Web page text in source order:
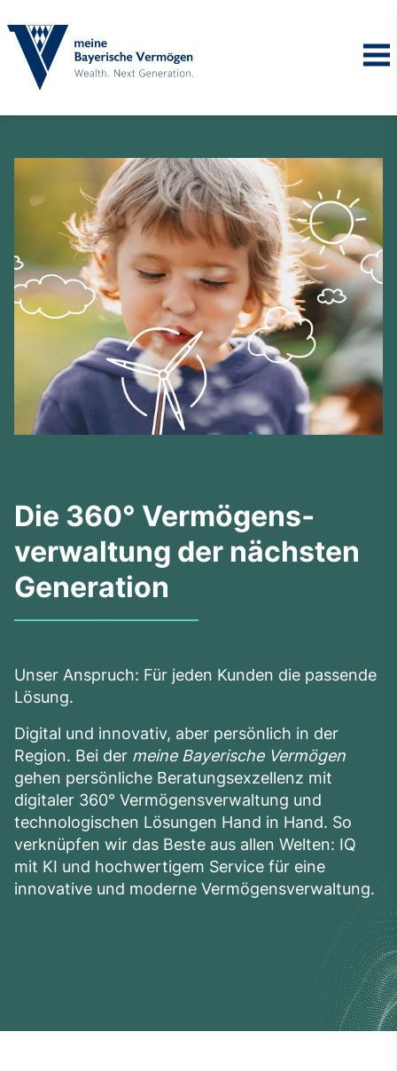
Die 360° Vermögens­­
verwaltung der nächsten
Generation
Unser Anspruch: Für jeden Kunden die passende
Lösung.
Digital und innovativ, aber persönlich in der
Region. Bei der meine Bayerische Vermögen
gehen persönliche Beratungsexzellenz mit
digitaler 360° Vermögensverwaltung und
technologischen Lösungen Hand in Hand. So
verknüpfen wir das Beste aus allen Welten: IQ
mit KI und hochwertigem Service für eine
innovative und moderne Vermögensverwaltung.